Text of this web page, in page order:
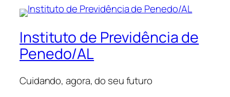
Instituto de Previdência de
Penedo/AL
Cuidando, agora, do seu futuro